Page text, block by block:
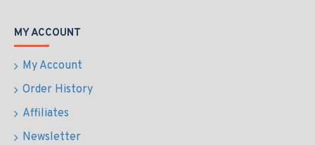
MY ACCOUNT
My Account
Order History
Affiliates
Newsletter